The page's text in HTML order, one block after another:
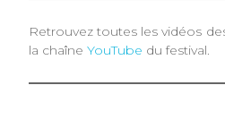
Retrouvez toutes les vidéos
la chaîne YouTube du festival.